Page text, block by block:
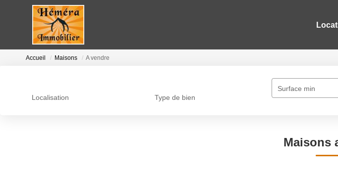
Accueil Maisons A vendre
Localisation Type de bien
Surface min
Maisons